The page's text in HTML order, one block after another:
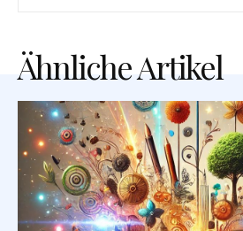
Ähnliche Artikel